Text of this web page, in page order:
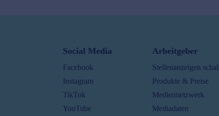
35000
Leipzig
55000€/J.
Social Media
Facebook
Instagram
TikTok
YouTube
Arbeitgeber
Stellenanzeigen
Produkte & Preise
Mediennetzwerk
Mediadaten